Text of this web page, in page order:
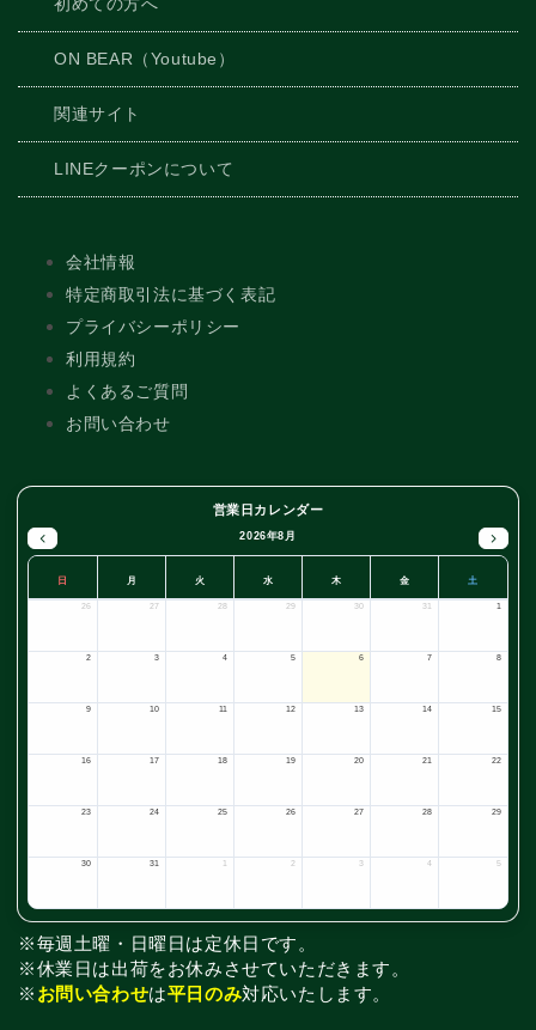
ON BEAR（Youtube）
関連サイト
LINEクーポンについて
会社情報
特定商取引法に基づく表記
プライバシーポリシー
利用規約
よくあるご質問
お問い合わせ
営業日カレンダー
2026年8月
日 月 火 水 木 金 土
26 27 28 29 30 31 1
2 3 4 5 6 7 8
9 10 11 12 13 14 15
16 17 18 19 20 21 22
23 24 25 26 27 28 29
30 31 1 2 3 4 5
※毎週土曜・日曜日は定休日です。
※休業日は出荷をお休みさせていただきます。
※ お問い合わせは平日のみ対応いたします。